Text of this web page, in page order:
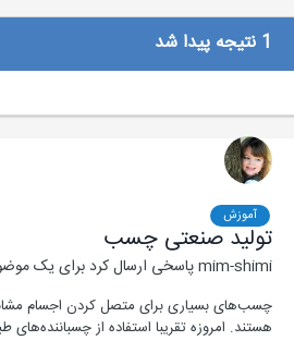
آموزش
تولید صنعتی چسب
mim-shimiپاسخی ارسال کرد برای یک
چسب‌های بسیاری برای متصل کردن اجسام مشابه
هستند. امروزه تقریبا استفاده از چسباننده‌های